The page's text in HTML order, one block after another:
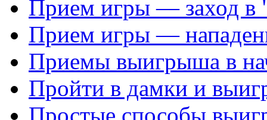
Прием игры — заход в
Прием игры —
Приемы выигрыша в
Пройти в дамки и